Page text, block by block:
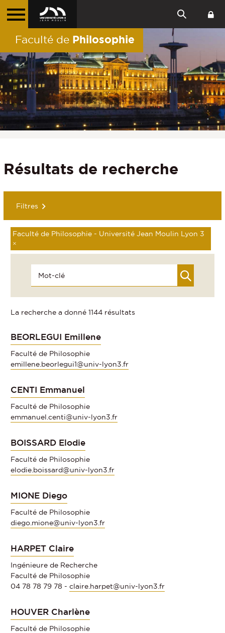
Faculté de Philosophie
Résultats de recherche
Filtres
Faculté de Philosophie - Université Jean Moulin Lyon 3
×
La recherche a donné 1144 résultats
BEORLEGUI Emillene
Faculté de Philosophie
emillene.beorlegui1@univ-lyon3.fr
CENTI Emmanuel
Faculté de Philosophie
emmanuel.centi@univ-lyon3.fr
BOISSARD Elodie
Faculté de Philosophie
elodie.boissard@univ-lyon3.fr
MIONE Diego
Faculté de Philosophie
diego.mione@univ-lyon3.fr
HARPET Claire
Ingénieure de Recherche
Faculté de Philosophie
04 78 78 79 78 - claire.harpet@univ-lyon3.fr
HOUVER Charlène
Faculté de Philosophie